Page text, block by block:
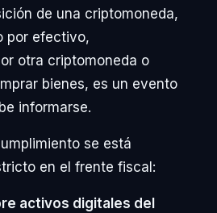
de una criptomoneda,
por efectivo,
otra criptomoneda o
bienes, es un evento
informarse.
se está
en el frente fiscal:
activos digitales del